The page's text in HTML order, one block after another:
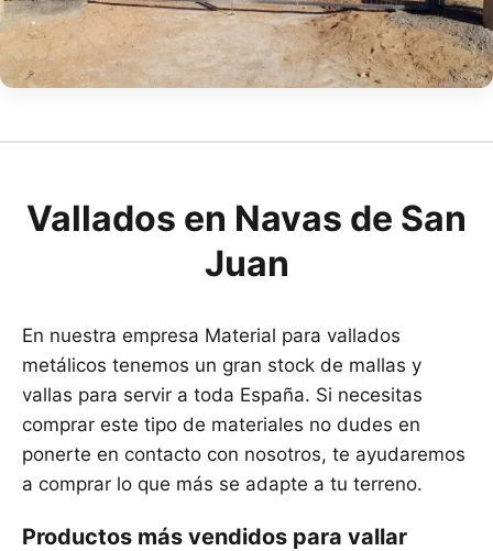
Vallados en Navas de San
Juan
En nuestra empresa Material para vallados
metálicos tenemos un gran stock de mallas y
vallas para servir a toda España. Si necesitas
comprar este tipo de materiales no dudes en
ponerte en contacto con nosotros, te ayudaremos
a comprar lo que más se adapte a tu terreno.
Productos más vendidos para vallar